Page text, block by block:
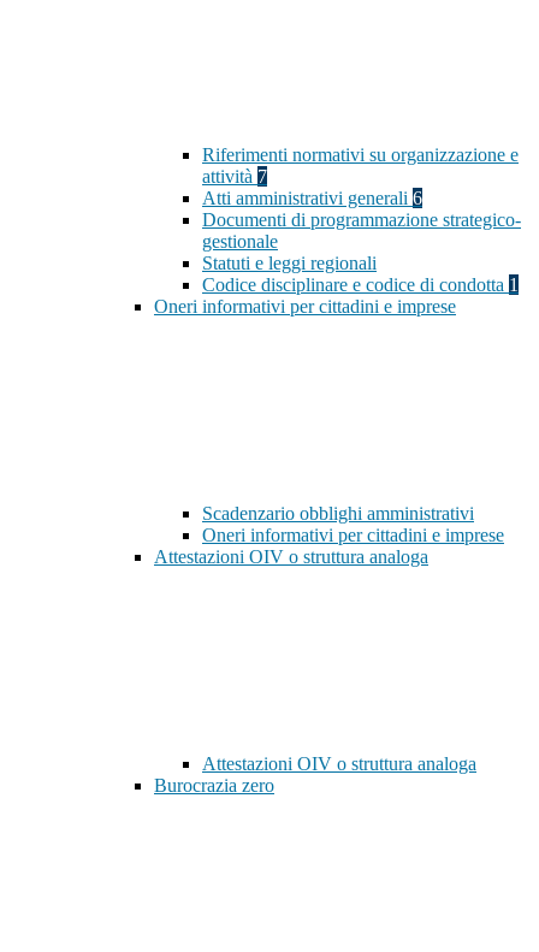
Riferimenti normativi su organizzazione e
attività 7
Atti amministrativi generali 6
Documenti di programmazione strategico-
gestionale
Statuti e leggi regionali
Codice disciplinare e codice di condotta 1
Oneri informativi per cittadini e imprese
Scadenzario obblighi amministrativi
Oneri informativi per cittadini e imprese
Attestazioni OIV o struttura analoga
Attestazioni OIV o struttura analoga
Burocrazia zero